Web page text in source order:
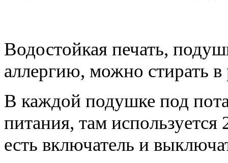
Водостойкая печать,
аллергию, можно стирать
В каждой подушке под
питания, там
есть включатель и